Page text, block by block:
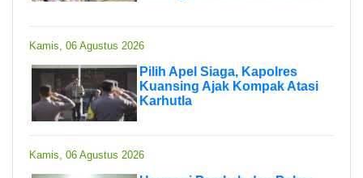
Kamis, 06 Agustus 2026
Pilih Apel Siaga, Kapolres
Kuansing Ajak Kompak Atasi
Karhutla
Kamis, 06 Agustus 2026